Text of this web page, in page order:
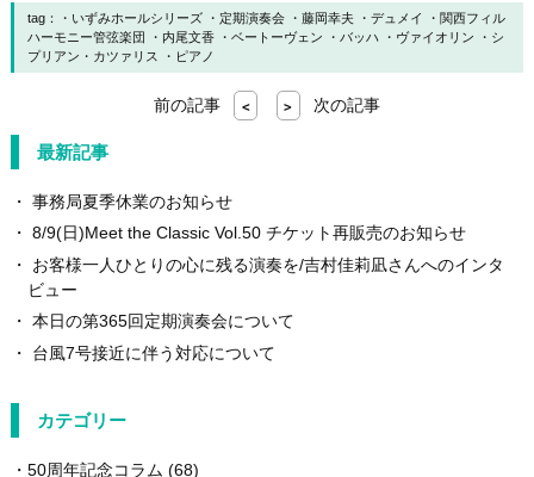
tag： いずみホールシリーズ 定期演奏会 藤岡幸夫 デュメイ
関西フィル
ハーモニー管弦楽団
内尾文香 ベートーヴェン バッハ ヴァイオリン
シ
プリアン・カツァリス
ピアノ
前の記事 < > 次の記事
最新記事
事務局夏季休業のお知らせ
8/9(日)Meet the Classic Vol.50 チケット再販売のお知らせ
お客様一人ひとりの心に残る演奏を/吉村佳莉凪さんへのインタ
ビュー
本日の第365回定期演奏会について
台風7号接近に伴う対応について
カテゴリー
50周年記念コラム (68)